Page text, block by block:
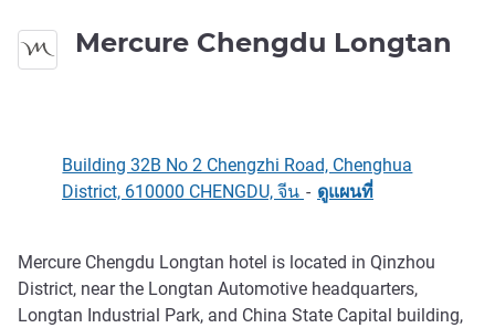
Mercure Chengdu Longtan
Building 32B No 2 Chengzhi Road, Chenghua
District, 610000 CHENGDU, จีน - ดูแผนที่
รายละเอียด
Mercure Chengdu Longtan hotel is located in Qinzhou
District, near the Longtan Automotive headquarters,
Longtan Industrial Park, and China State Capital building,